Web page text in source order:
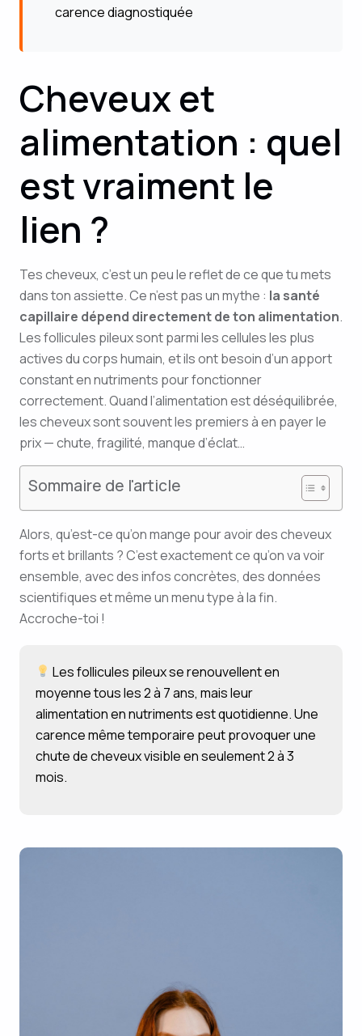
carence diagnostiquée
Cheveux et
alimentation : quel
est vraiment le
lien ?
Tes cheveux, c’est un peu le reflet de ce que tu mets
dans ton assiette. Ce n’est pas un mythe : la santé
capillaire dépend directement de ton alimentation.
Les follicules pileux sont parmi les cellules les plus
actives du corps humain, et ils ont besoin d’un apport
constant en nutriments pour fonctionner
correctement. Quand l’alimentation est déséquilibrée,
les cheveux sont souvent les premiers à en payer le
prix — chute, fragilité, manque d’éclat…
Sommaire de l'article
Alors, qu’est-ce qu’on mange pour avoir des cheveux
forts et brillants ? C’est exactement ce qu’on va voir
ensemble, avec des infos concrètes, des données
scientifiques et même un menu type à la fin.
Accroche-toi !
Les follicules pileux se renouvellent en
moyenne tous les 2 à 7 ans, mais leur
alimentation en nutriments est quotidienne. Une
carence même temporaire peut provoquer une
chute de cheveux visible en seulement 2 à 3
mois.